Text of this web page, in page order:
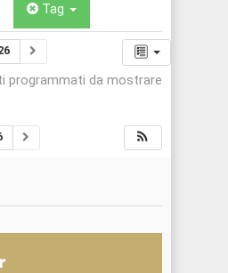
Tag
programmati da mostrare